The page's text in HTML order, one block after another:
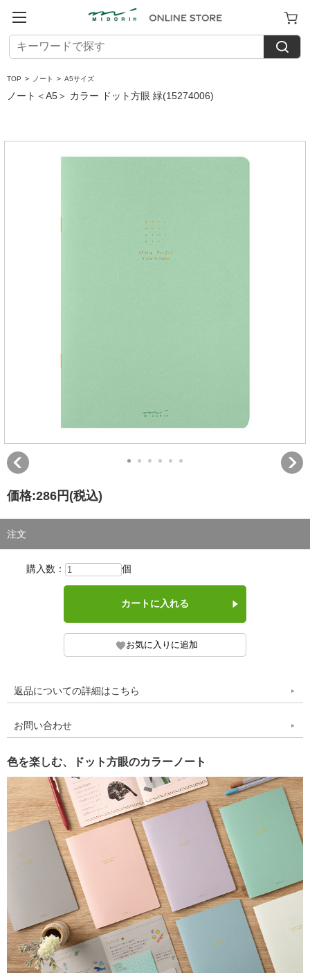
TOP > ノート > A5サイズ
ノート＜A5＞ カラー ドット方眼 緑(15274006)
価格:286円 (税込)
注文
購入数： 個
返品についての詳細はこちら
お問い合わせ
色を楽しむ、ドット方眼のカラーノート